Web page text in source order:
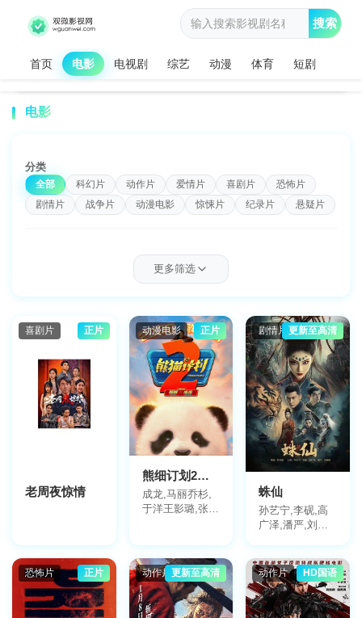
首页 电影 电视剧 综艺 动漫 体育 短剧
搜索
>电影
电影
分类
全部 科幻片 动作片 爱情片 喜剧片
恐怖片
剧情片
战争片 动漫电影 惊悚片 纪录片 悬疑片
惊悚 经典 青春 文艺
微电影
古装
历史 运动 农村 儿童 网络电影
地区
全部 大陆 香港 台湾 法国
英国
日本
韩国 德国 印度 意大利
西班牙
年份
2024 2023
主演
全部 成龙 吴京 沈腾 黄渤 张艺兴
肖战
赵丽颖
雷佳音 马丽 杨紫 吴磊 徐峥
孙艺洲
更多筛选
喜剧片 正片
老周夜惊情
动漫电影 正片
熊细订划2希后纪求
成龙,马丽乔杉,
于洋王影璐,张子
笑源,林俊杰
剧情片 更新至高清
蛛仙
孙艺宁,李砚,高
广泽,潘严,刘锡
恐怖片 正片 动作片 更新至高清 动作片 HD国语